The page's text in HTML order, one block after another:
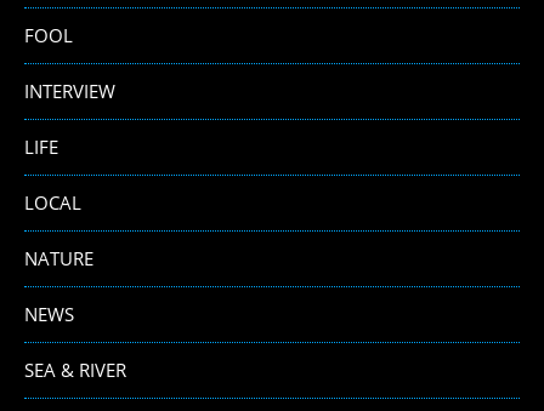
FOOL
INTERVIEW
LIFE
LOCAL
NATURE
NEWS
SEA & RIVER